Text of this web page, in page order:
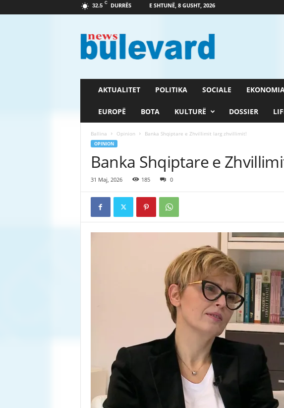
32.5 C DURRËS E SHTUNË, 8 GUSHT, 2026
a
AKTUALITET POLITIKA SOCIALE
EUROPË BOTA KULTURË DOSSIER
Ballina Opinion Banka Shqiptare e Zhvillimit larg zhvillimit!
OPINION
Banka Shqiptare e
31 Maj, 2026 185 0